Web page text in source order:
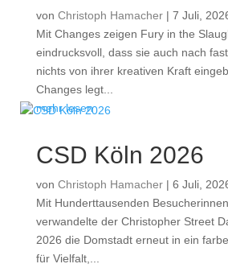
von Christoph Hamacher| 7 Juli,
Mit Changes zeigen Fury in the
eindrucksvoll, dass sie auch nach
nichts von ihrer kreativen Kraft
Changes legt...
mehr lesen
CSD Köln 2026
von Christoph Hamacher| 6 Juli,
Mit Hunderttausenden
verwandelte der Christopher Street
2026 die Domstadt erneut in ein
für Vielfalt,...